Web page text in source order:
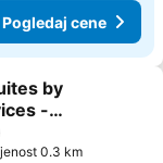
Pogledaj cene
by
-
0.3 km